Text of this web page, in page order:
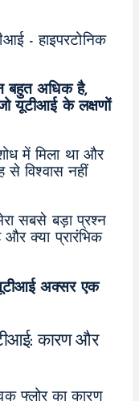
बहुत अधिक है,
यूटीआई के लक्षणों
में मिला था और
से विश्वास नहीं
सबसे बड़ा प्रश्न
और क्या प्रारंभिक
अक्सर एक
कारण और
फ्लोर का कारण